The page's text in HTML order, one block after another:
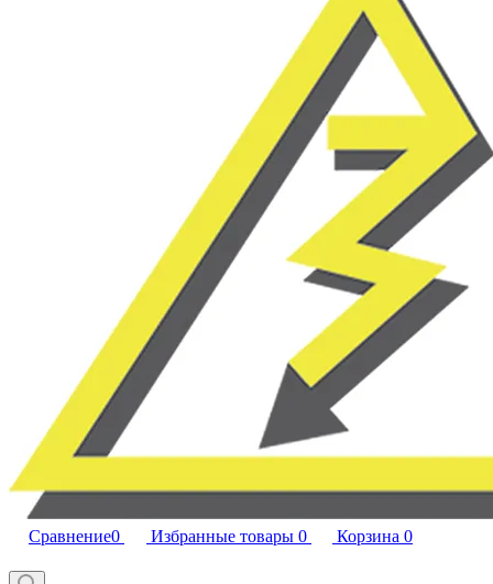
Сравнение0 Избранные товары 0 Корзина 0